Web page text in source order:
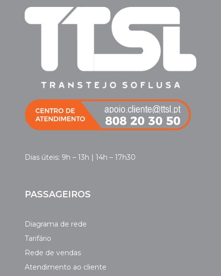
Dias úteis: 9h – 13h | 14h – 17h30
PASSAGEIROS
Diagrama de rede
Tarifário
Rede de vendas
Atendimento ao cliente